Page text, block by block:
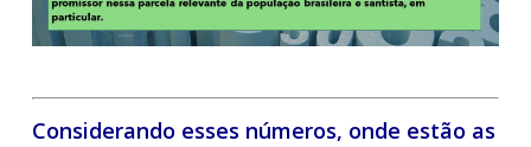
Considerando esses números, onde estão as